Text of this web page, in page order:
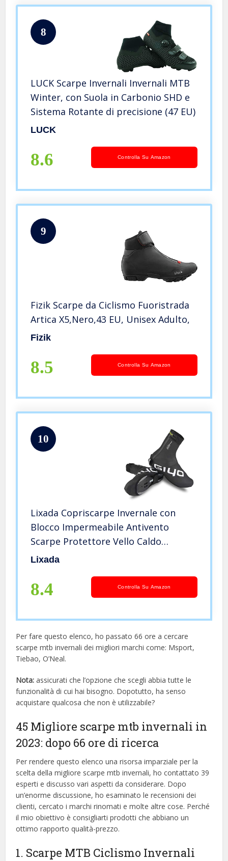
8
LUCK Scarpe Invernali Invernali MTB
Winter, con Suola in Carbonio SHD e
Sistema Rotante di precisione (47 EU)
LUCK
8.6 Controlla Su Amazon
9
Fizik Scarpe da Ciclismo Fuoristrada
Artica X5,Nero,43 EU, Unisex Adulto,
Fizik
8.5 Controlla Su Amazon
10
Lixada Copriscarpe Invernale con
Blocco Impermeabile Antivento
Scarpe Protettore Vello Caldo
Termico per Il Ciclismo MTB Bici da
Lixada
8.4 Controlla Su Amazon
Per fare questo elenco, ho passato 66 ore a cercare
scarpe mtb invernali dei migliori marchi come: Msport,
Tiebao, O’Neal.
Nota: assicurati che l’opzione che scegli abbia tutte le
funzionalità di cui hai bisogno. Dopotutto, ha senso
acquistare qualcosa che non è utilizzabile?
45 Migliore scarpe mtb invernali in
2023: dopo 66 ore di ricerca
Per rendere questo elenco una risorsa imparziale per la
scelta della migliore scarpe mtb invernali, ​​ho contattato 39
esperti e discusso vari aspetti da considerare. Dopo
un’enorme discussione, ho esaminato le recensioni dei
clienti, cercato i marchi rinomati e molte altre cose. Perché
il mio obiettivo è consigliarti prodotti che abbiano un
ottimo rapporto qualità-prezzo.
1. Scarpe MTB Ciclismo Invernali